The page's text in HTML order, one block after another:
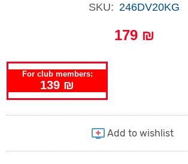
SKU: 246DV20KG
179 ₪
For club members:
139 ₪